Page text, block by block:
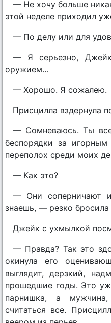
— Не хочу больше
этой неделе приходил
— По делу или для
— Я серьезно,
оружием…
— Хорошо. Я сожалею.
Присцилла вздернула
— Сомневаюсь. Ты
беспорядки за
переполох среди моих
— Как это?
— Они соперничают
знаешь, — резко
Джейк с ухмылкой
— Правда? Так это
окинула его
выглядит, дерзкий,
прошедшие годы. Это
парнишка, а
считаться все.